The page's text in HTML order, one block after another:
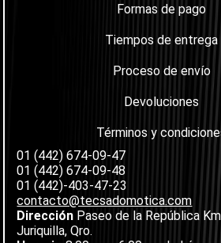
Formas de pago
Tiempos de entrega
Proceso de envío
Devoluciones
Términos y
01 (442) 674-09-47
01 (442) 674-09-48
01 (442)-403-47-23
contacto@tecsadomotica.com
Dirección Paseo de la República
Juriquilla, Qro.